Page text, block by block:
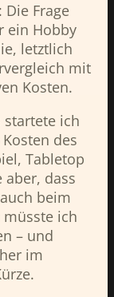
Frage
ein Hobby
letztlich
mit
Kosten.
startete ich
Kosten des
Tabletop
aber, dass
beim
ich
– und
im